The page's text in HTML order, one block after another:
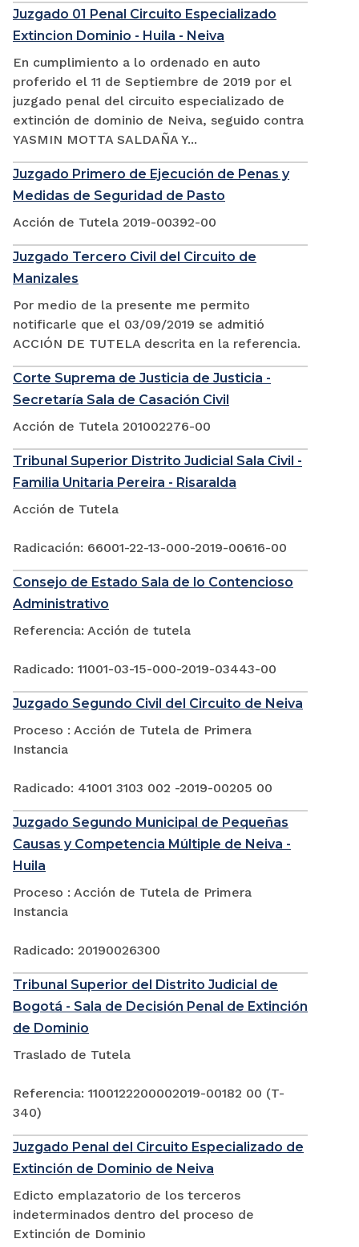
Juzgado 01 Penal Circuito Especializado
Extincion Dominio - Huila - Neiva
En cumplimiento a lo ordenado en auto
proferido el 11 de Septiembre de 2019 por el
juzgado penal del circuito especializado de
extinción de dominio de Neiva, seguido contra
YASMIN MOTTA SALDAÑA Y...
Juzgado Primero de Ejecución de Penas y
Medidas de Seguridad de Pasto
Acción de Tutela 2019-00392-00
Juzgado Tercero Civil del Circuito de
Manizales
Por medio de la presente me permito
notificarle que el 03/09/2019 se admitió
ACCIÓN DE TUTELA descrita en la referencia.
Corte Suprema de Justicia de Justicia -
Secretaría Sala de Casación Civil
Acción de Tutela 201002276-00
Tribunal Superior Distrito Judicial Sala Civil -
Familia Unitaria Pereira - Risaralda
Acción de Tutela
Radicación: 66001-22-13-000-2019-00616-00
Consejo de Estado Sala de lo Contencioso
Administrativo
Referencia: Acción de tutela
Radicado: 11001-03-15-000-2019-03443-00
Juzgado Segundo Civil del Circuito de Neiva
Proceso : Acción de Tutela de Primera
Instancia
Radicado: 41001 3103 002 -2019-00205 00
Juzgado Segundo Municipal de Pequeñas
Causas y Competencia Múltiple de Neiva -
Huila
Proceso : Acción de Tutela de Primera
Instancia
Radicado: 20190026300
Tribunal Superior del Distrito Judicial de
Bogotá - Sala de Decisión Penal de Extinción
de Dominio
Traslado de Tutela
Referencia: 1100122200002019-00182 00 (T-
340)
Juzgado Penal del Circuito Especializado de
Extinción de Dominio de Neiva
Edicto emplazatorio de los terceros
indeterminados dentro del proceso de
Extinción de Dominio